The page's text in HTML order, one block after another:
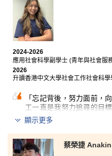
我曾是一名大學生，因對
與挫折，所以最終選擇停
在那段充滿不確定的時期
學副學士 (青年與社會服務
發展方向，更拓闊了我對
會工作產生了濃厚興趣，
基礎， 未來再朝自己的理
我很高興在書院中遇到一
步都見證着我寶貴的成長
生發展資源中心的全力支
礎，並得以升讀香港理工
步。
2024-2026
應用社會科學副學士 (青年與社會服
2026
升讀香港中文大學社會工作社會科學
「忘記背後，努力面前，
工一直是我努力追尋的目
覺得這個目標遙不可及，
二次機會。剛入學時，我
赴。正所謂「一分耕耘，
我從低谷中重拾對學習的
顯示更多
蔡榮捷